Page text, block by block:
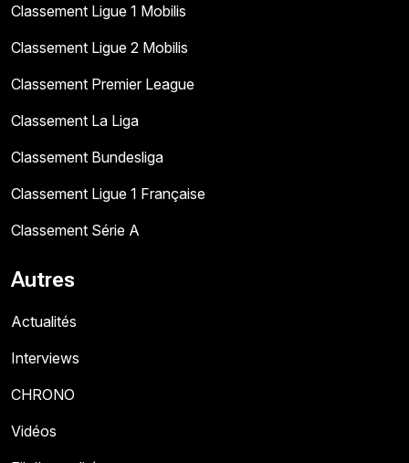
Classement Ligue 1 Mobilis
Classement Ligue 2 Mobilis
Classement Premier League
Classement La Liga
Classement Bundesliga
Classement Ligue 1 Française
Classement Série A
Autres
Actualités
Interviews
CHRONO
Vidéos